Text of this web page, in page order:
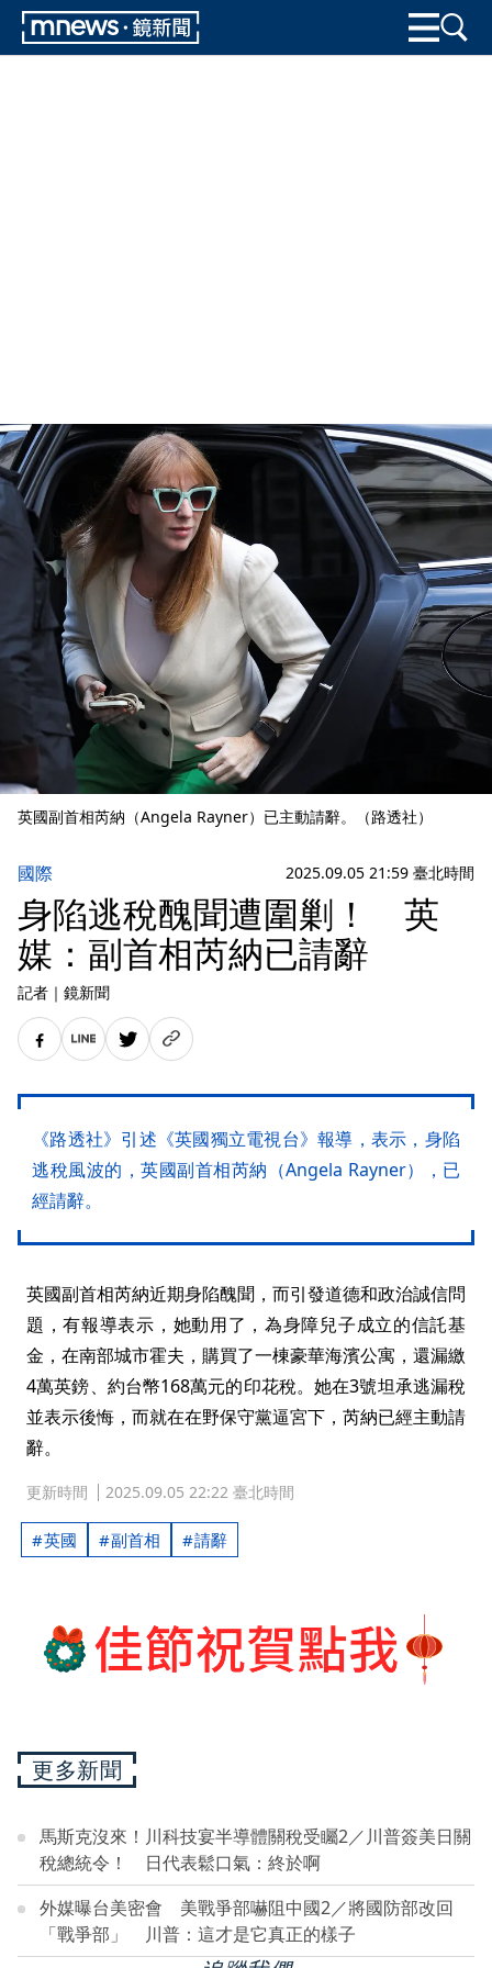
英國副首相芮納（Angela Rayner）已主動請辭。（路透社）
國際 2025.09.05 21:59 臺北時間
身陷逃稅醜聞遭圍剿！ 英
媒：副首相芮納已請辭
記者 ｜ 鏡新聞
《路透社》引述《英國獨立電視台》報導，表示，身陷
逃稅風波的，英國副首相芮納（Angela Rayner），已
經請辭。
英國副首相芮納近期身陷醜聞，而引發道德和政治誠信問
題，有報導表示，她動用了，為身障兒子成立的信託基
金，在南部城市霍夫，購買了一棟豪華海濱公寓，還漏繳
4萬英鎊、約台幣168萬元的印花稅。她在3號坦承逃漏稅
並表示後悔，而就在在野保守黨逼宮下，芮納已經主動請
辭。
更新時間 2025.09.05 22:22 臺北時間
英國 副首相 請辭
更多新聞
馬斯克沒來！川科技宴半導體關稅受矚2／川普簽美日關
稅總統令！ 日代表鬆口氣：終於啊
外媒曝台美密會 美戰爭部嚇阻中國2／將國防部改回
「戰爭部」 川普：這才是它真正的樣子